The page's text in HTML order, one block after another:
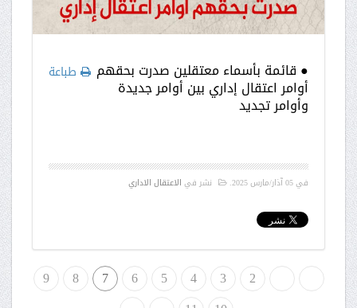
طباعة ● قائمة بأسماء معتقلين صدرت بحقهم
أوامر اعتقال إداري بين أوامر جديدة
وأوامر تجديد
في05 آذار/مارس 2025 . نشر في الاعتقال الاداري
2
3
4
5
6
7
8
9